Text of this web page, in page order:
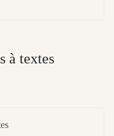
à textes